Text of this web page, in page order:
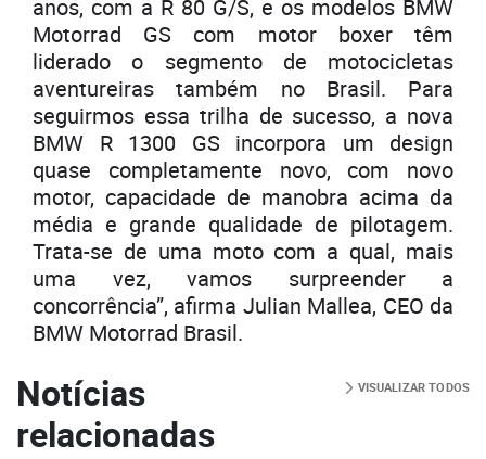
anos, com a R 80 G/S, e os modelos BMW
Motorrad GS com motor boxer têm
liderado o segmento de motocicletas
aventureiras também no Brasil. Para
seguirmos essa trilha de sucesso, a nova
BMW R 1300 GS incorpora um design
quase completamente novo, com novo
motor, capacidade de manobra acima da
média e grande qualidade de pilotagem.
Trata-se de uma moto com a qual, mais
uma vez, vamos surpreender a
concorrência”, afirma Julian Mallea, CEO da
BMW Motorrad Brasil.
Notícias
relacionadas
VISUALIZAR TODOS